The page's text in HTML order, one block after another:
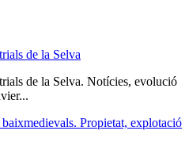
de la Selva
de la Selva. Notícies, evolució
Propietat, explotació